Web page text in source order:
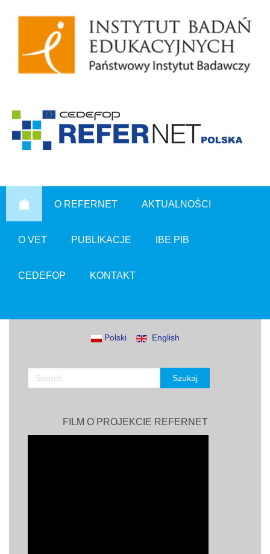
O REFERNET AKTUALNOŚCI
O VET PUBLIKACJE IBE PIB
CEDEFOP KONTAKT
Polski English
FILM O PROJEKCIE REFERNET